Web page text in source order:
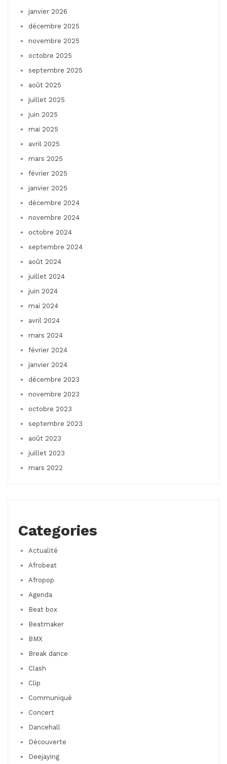
janvier 2026
décembre 2025
novembre 2025
octobre 2025
septembre 2025
août 2025
juillet 2025
juin 2025
mai 2025
avril 2025
mars 2025
février 2025
janvier 2025
décembre 2024
novembre 2024
octobre 2024
septembre 2024
août 2024
juillet 2024
juin 2024
mai 2024
avril 2024
mars 2024
février 2024
janvier 2024
décembre 2023
novembre 2023
octobre 2023
septembre 2023
août 2023
juillet 2023
mars 2022
Categories
Actualité
Afrobeat
Afropop
Agenda
Beat box
Beatmaker
BMX
Break dance
Clash
Clip
Communiqué
Concert
Dancehall
Découverte
Deejaying